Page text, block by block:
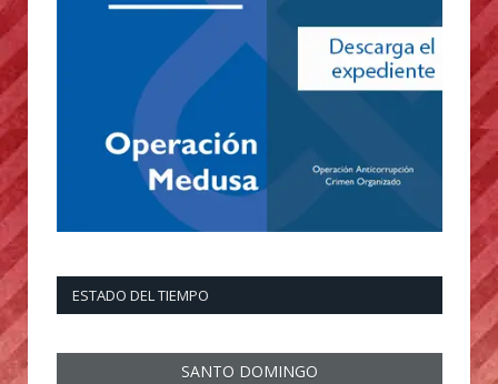
ESTADO DEL TIEMPO
SANTO DOMINGO